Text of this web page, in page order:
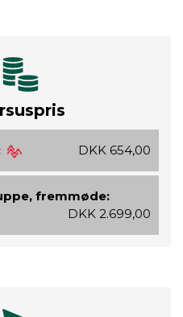
DKK 654,00
fremmøde:
DKK 2.699,00